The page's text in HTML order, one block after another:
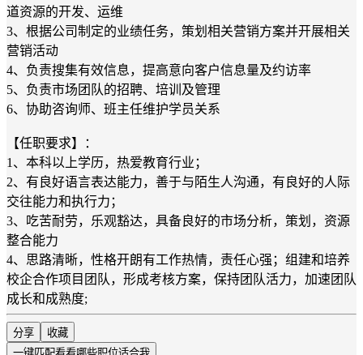
道资源的开发、运维
3、根据公司制定的业绩任务，策划相关营销方案并开展相关
营销活动
4、负责搜集有效信息，提高意向客户信息量及约访率
5、负责市场团队的招聘、培训及管理
6、协助咨询师、班主任维护学员关系
【任职要求】：
1、本科以上学历，热爱教育行业；
2、有良好语言表达能力，善于与陌生人沟通，有良好的人际
交往能力和执行力；
3、吃苦耐劳，乐观豁达，具备良好的市场分析，策划，资源
整合能力
4、思路清晰，性格开朗有工作热情，责任心强；组建和培养
校企合作项目团队，形成考核方案，保持团队活力，加速团队
成长和成熟度;
分享
收藏